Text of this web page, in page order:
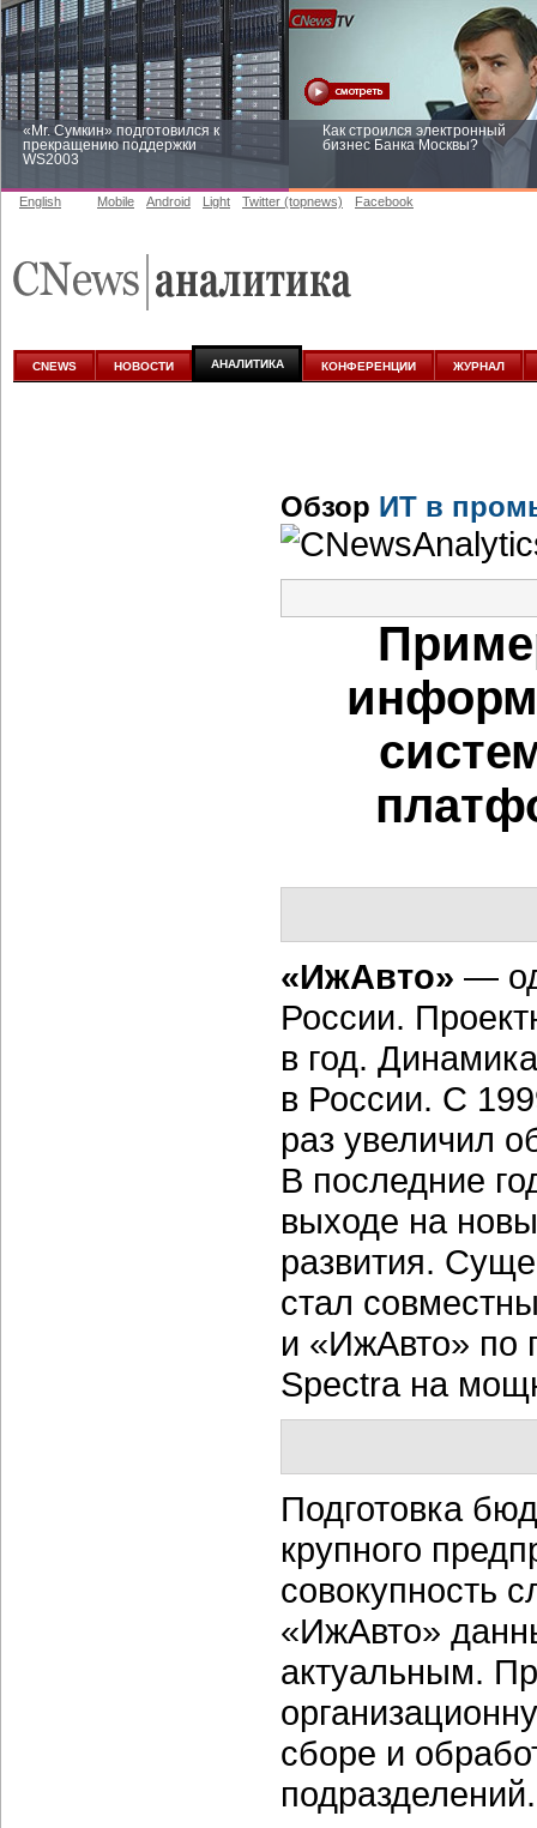
«Mr. Сумкин» подготовился к
прекращению поддержки
WS2003
Как строился электронный
бизнес Банка Москвы?
аналитике
English Mobile Android Light Twitter (topnews) Facebook
CNEWS НОВОСТИ АНАЛИТИКА КОНФЕРЕНЦИИ ЖУРНАЛ
Обзор ИТ в
«ИжАвто» —
России.
в год.
в России. С
раз увеличил
В последние
выходе на
развития.
стал
и «ИжАвто» по
Spectra на
Подготовка
крупного
совокупность
«ИжАвто»
актуальным.
сборе и
подразделений.